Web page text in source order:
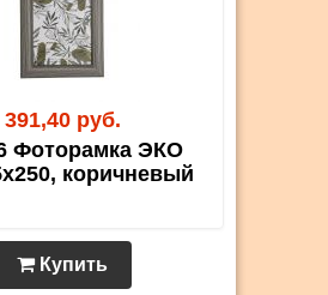
391,40 руб.
Фоторамка ЭКО
коричневый
Купить